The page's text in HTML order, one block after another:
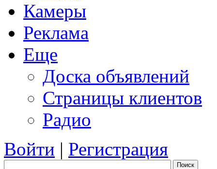
Камеры
Реклама
Еще
Доска объявлений
Страницы клиентов
Радио
Войти | Регистрация
Поиск